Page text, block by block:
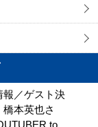
報／ゲスト決
本英也さ